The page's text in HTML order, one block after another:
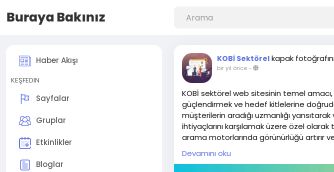
Haber Akışı
KEŞFEDIN
Sayfalar
Gruplar
Etkinlikler
Bloglar
KOBİ Sektörel kapak
bir yıl önce-
KOBİ sektörel web sitesinin temel amacı,
güçlendirmek ve hedef kitlelerine
müşterilerin aradığı uzmanlığı
ihtiyaçlarını karşılamak üzere özel
arama motorlarında görünürlüğü artırır
müşterilere ayrıntılı ürün/hizmet bilgileri
hizmet odaklı işletmeler için özellikle
Devamını oku